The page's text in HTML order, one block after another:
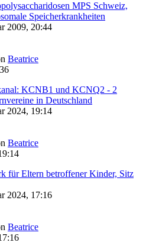
MPS Schweiz,
Speicherkrankheiten
2009, 20:44
Beatrice
KCNB1 und KCNQ2 - 2
in Deutschland
2024, 19:14
Beatrice
für Eltern betroffener Kinder, Sitz
2024, 17:16
Beatrice